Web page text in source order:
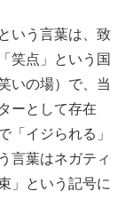
いう言葉は、致
笑点」という国
いの場）で、当
ーとして存在
「イジられる」
言葉はネガティ
」という記号に